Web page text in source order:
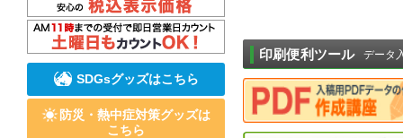
印刷便利ツール データ
SDGsグッズはこちら
防災・熱中症対策グッズは
こちら